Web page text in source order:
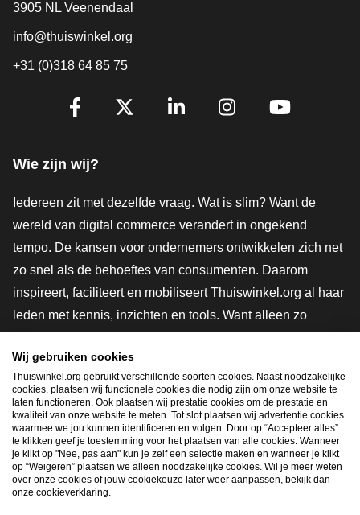
3905 NL Veenendaal
info@thuiswinkel.org
+31 (0)318 64 85 75
Volg je ons al?
Wie zijn wij?
Iedereen zit met dezelfde vraag. Wat is slim? Want de
wereld van digital commerce verandert in ongekend
tempo. De kansen voor ondernemers ontwikkelen zich net
zo snel als de behoeftes van consumenten. Daarom
inspireert, faciliteert en mobiliseert Thuiswinkel.org al haar
leden met kennis, inzichten en tools. Want alleen zo
innovatievere toekomst. Dus groei ook mee en maak
shoppen slimmer.
Lid worden
Snel navigeren
Wij gebruiken cookies
Thuiswinkel.org gebruikt verschillende soorten cookies. Naast noodzakelijke
cookies, plaatsen wij functionele cookies die nodig zijn om onze website te
laten functioneren. Ook plaatsen wij prestatie cookies om de prestatie en
kwaliteit van onze website te meten. Tot slot plaatsen wij advertentie cookies
waarmee we jou kunnen identificeren en volgen. Door op “Accepteer alles”
te klikken geef je toestemming voor het plaatsen van alle cookies. Wanneer
je klikt op "Nee, pas aan" kun je zelf een selectie maken en wanneer je klikt
op “Weigeren” plaatsen we alleen noodzakelijke cookies. Wil je meer weten
over onze cookies of jouw cookiekeuze later weer aanpassen, bekijk dan
onze cookieverklaring.